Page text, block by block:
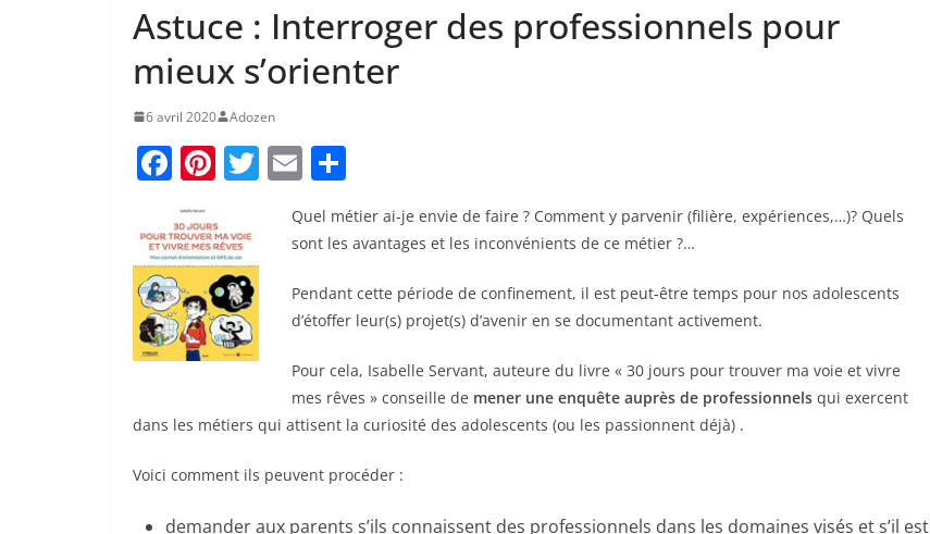
Astuce : Interroger des professionnels pour
mieux s’orienter
6 avril 2020 Adozen
F
a
c
e
b
o
o
k
Pi
er
e
st
T E
m
ai
ar
ta
er
Quel métier ai-je envie de faire ? Comment y parvenir (filière, expériences,…)? Quels
sont les avantages et les inconvénients de ce métier ?…
Pendant cette période de confinement, il est peut-être temps pour nos adolescents
d’étoffer leur(s) projet(s) d’avenir en se documentant activement.
Pour cela, Isabelle Servant, auteure du livre « 30 jours pour trouver ma voie et vivre
mes rêves » conseille de mener une enquête auprès de professionnels qui exercent
dans les métiers qui attisent la curiosité des adolescents (ou les passionnent déjà) .
Voici comment ils peuvent procéder :
demander aux parents s’ils connaissent des professionnels dans les domaines visés et s’il est